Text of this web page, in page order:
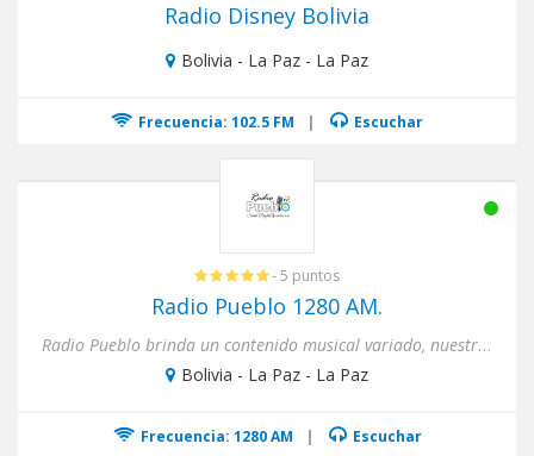
Radio Disney Bolivia
Bolivia - La Paz - La Paz
Frecuencia: 102.5 FM | Escuchar
- 5 puntos
Radio Pueblo 1280 AM.
Radio Pueblo brinda un contenido musical variado, nuestro objetivo es difundir e incentivar la cultura musical bolivi...
Bolivia - La Paz - La Paz
Frecuencia: 1280 AM | Escuchar